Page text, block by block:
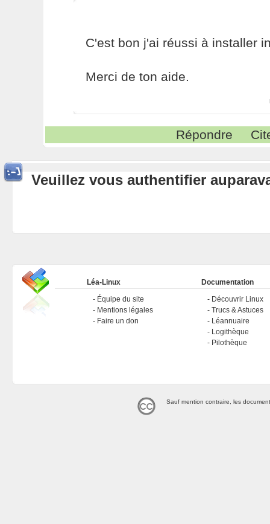
C'est bon j'ai réussi à installer
Merci de ton aide.
Répondre
Veuillez vous authentifier
Léa-Linux
Équipe du site
Mentions légales
Faire un don
Documentation
Découvrir Linux
Trucs & Astuces
Léannuaire
Logithèque
Pilothèque
Sauf mention contraire, les